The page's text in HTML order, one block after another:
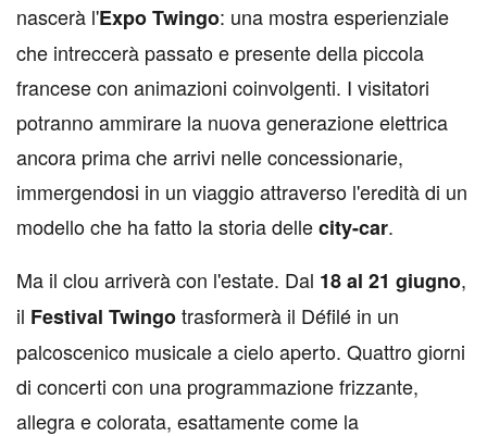
nascerà l'Expo Twingo: una mostra esperienziale
che intreccerà passato e presente della piccola
francese con animazioni coinvolgenti. I visitatori
potranno ammirare la nuova generazione elettrica
ancora prima che arrivi nelle concessionarie,
immergendosi in un viaggio attraverso l'eredità di un
modello che ha fatto la storia dellecity-car.
Ma il clou arriverà con l'estate. Dal 18 al 21 giugno,
il Festival Twingotrasformerà il Défilé in un
palcoscenico musicale a cielo aperto. Quattro giorni
di concerti con una programmazione frizzante,
allegra e colorata, esattamente come la